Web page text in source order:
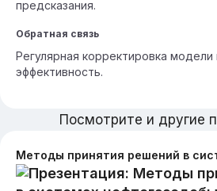
предсказания.
Обратная связь
Регулярная корректировка
эффективность.
Посмотрите и другие